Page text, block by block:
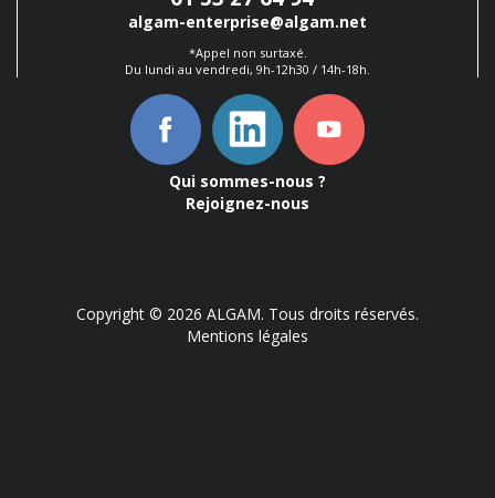
algam-enterprise@algam.net
*Appel non surtaxé.
Du lundi au vendredi, 9h-12h30 / 14h-18h.
Qui sommes-nous ?
Rejoignez-nous
Copyright © 2026 ALGAM. Tous droits réservés.
Mentions légales